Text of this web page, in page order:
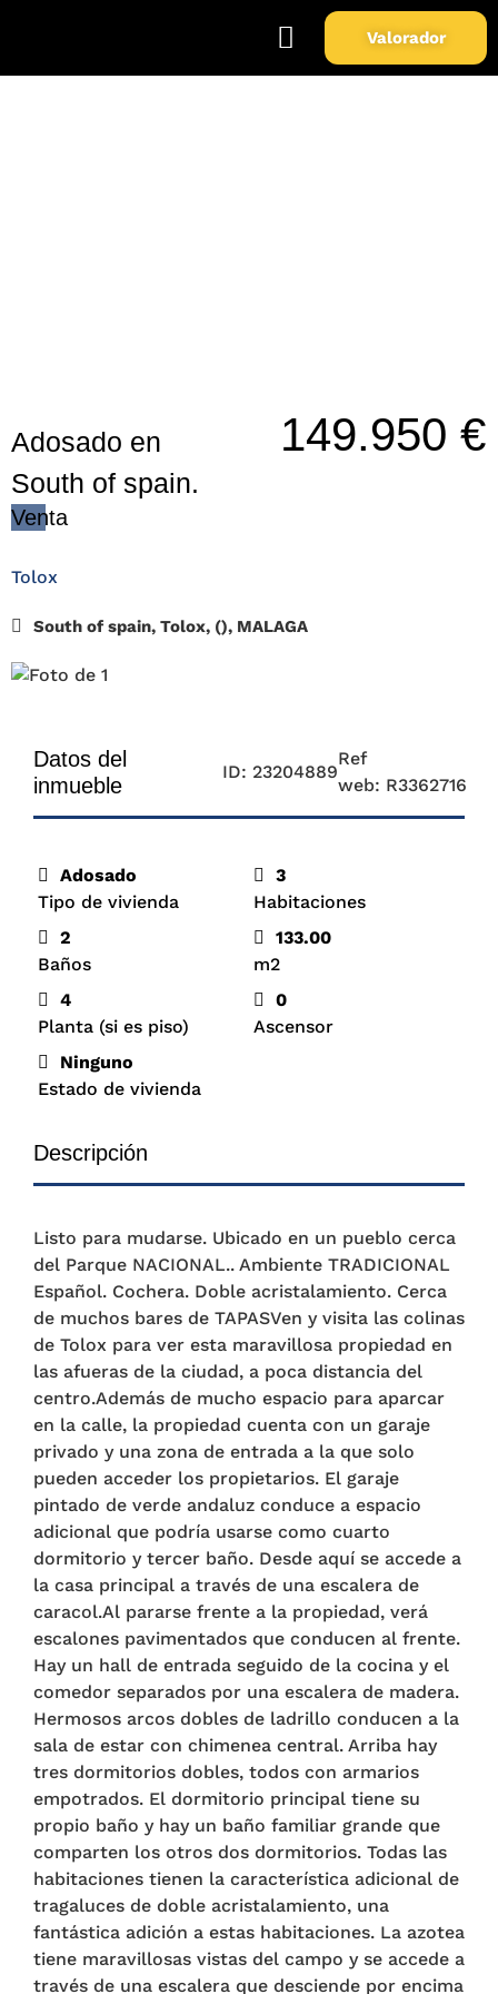
Valorador
Adosado en
South of spain.
149.950 €
Venta
Tolox
South of spain, Tolox, (), MALAGA
Datos del
inmueble
ID: 23204889
Ref
web: R3362716
Adosado
Tipo de vivienda
3
Habitaciones
2
Baños
133.00
m2
4
Planta (si es piso)
0
Ascensor
Ninguno
Estado de vivienda
Descripción
Listo para mudarse. Ubicado en un pueblo cerca
del Parque NACIONAL.. Ambiente TRADICIONAL
Español. Cochera. Doble acristalamiento. Cerca
de muchos bares de TAPASVen y visita las colinas
de Tolox para ver esta maravillosa propiedad en
las afueras de la ciudad, a poca distancia del
centro.Además de mucho espacio para aparcar
en la calle, la propiedad cuenta con un garaje
privado y una zona de entrada a la que solo
pueden acceder los propietarios. El garaje
pintado de verde andaluz conduce a espacio
adicional que podría usarse como cuarto
dormitorio y tercer baño. Desde aquí se accede a
la casa principal a través de una escalera de
caracol.Al pararse frente a la propiedad, verá
escalones pavimentados que conducen al frente.
Hay un hall de entrada seguido de la cocina y el
comedor separados por una escalera de madera.
Hermosos arcos dobles de ladrillo conducen a la
sala de estar con chimenea central. Arriba hay
tres dormitorios dobles, todos con armarios
empotrados. El dormitorio principal tiene su
propio baño y hay un baño familiar grande que
comparten los otros dos dormitorios. Todas las
habitaciones tienen la característica adicional de
tragaluces de doble acristalamiento, una
fantástica adición a estas habitaciones. La azotea
tiene maravillosas vistas del campo y se accede a
través de una escalera que desciende por encima